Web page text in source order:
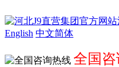
English 中文简体
全国咨